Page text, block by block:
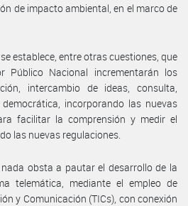
de impacto ambiental, en el marco de
establece, entre otras cuestiones, que
Público Nacional incrementarán los
intercambio de ideas, consulta,
incorporando las nuevas
facilitar la comprensión y medir el
las nuevas regulaciones.
obsta a pautar el desarrollo de la
telemática, mediante el empleo de
y Comunicación (TICs), con conexión